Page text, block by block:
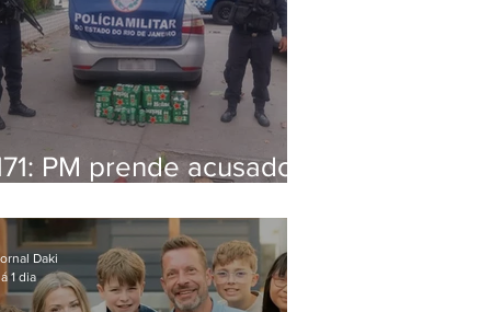
PM prende acusado
de Niterói
Daki
1 dia